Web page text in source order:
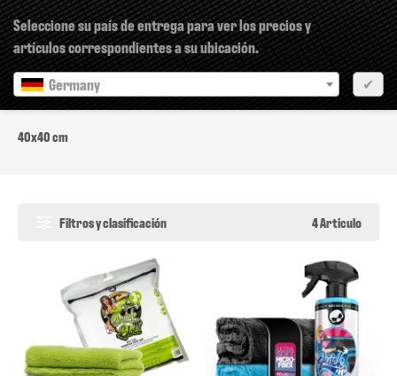
Seleccione su país de entrega para ver los precios y
artículos correspondientes a su ubicación.
Germany
✔
40x40 cm
40x40 cm
Filtros y clasificación 4 Articulo